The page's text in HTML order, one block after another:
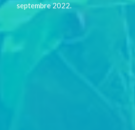
septembre 2022.